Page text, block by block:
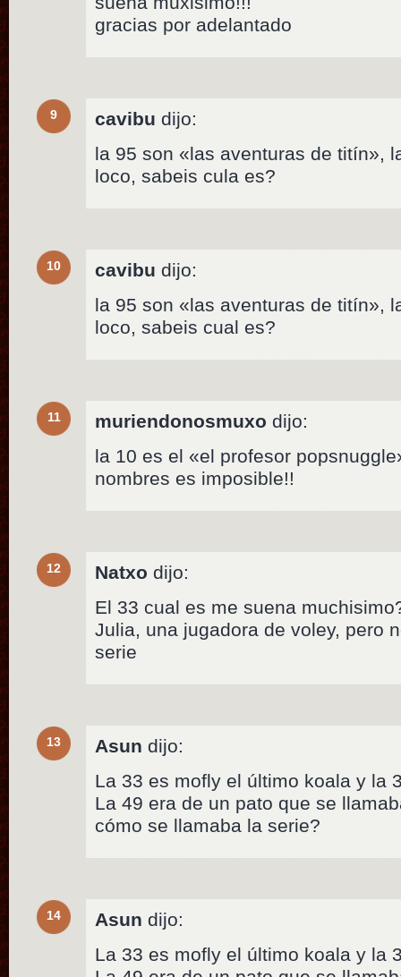
gracias por adelantado
9 cavibu dijo:
la 95 son «las aventuras de titín»,
loco, sabeis cula es?
10 cavibu dijo:
la 95 son «las aventuras de titín»,
loco, sabeis cual es?
11 muriendonosmuxo dijo:
la 10 es el «el profesor
nombres es imposible!!
12 Natxo dijo:
El 33 cual es me suena
Julia, una jugadora de voley, pero
serie
13 Asun dijo:
La 33 es mofly el último koala y la
La 49 era de un pato que se
cómo se llamaba la serie?
14 Asun dijo:
La 33 es mofly el último koala y la